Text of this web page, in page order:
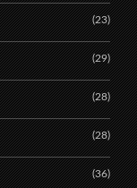
(23)
(29)
(28)
(28)
(36)